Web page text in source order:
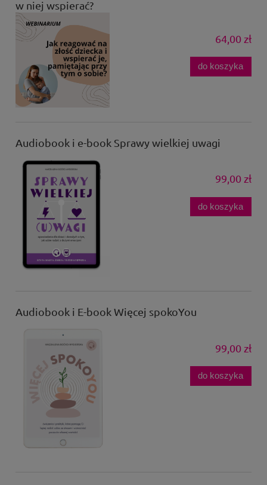
w niej wspierać?
64,00 zł
do koszyka
Audiobook i e-book Sprawy wielkiej uwagi
99,00 zł
do koszyka
Audiobook i E-book Więcej spokoYou
99,00 zł
do koszyka